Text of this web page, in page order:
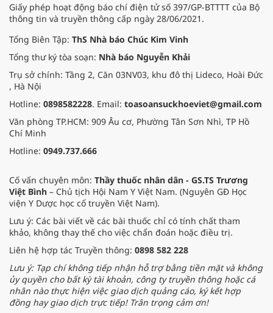
Giấy phép hoạt động báo chí điện tử số 397/GP-BTTTT của Bộ
thông tin và truyền thông cấp ngày 28/06/2021.
Tổng Biên Tập: ThS Nhà báo Chúc Kim Vinh
Tổng thư ký tòa soạn: Nhà báo Nguyễn Khải
Trụ sở chính: Tầng 2, Căn 03NV03, khu đô thị Lideco, Hoài Đức
, Hà Nội
Hotline: 0898582228. Email: toasoansuckhoeviet@gmail.com
Văn phòng TP.HCM: 909 Âu cơ, Phường Tân Sơn Nhì, TP Hồ
Chí Minh
Hotline: 0949.737.666
Cố vấn chuyên môn: Thầy thuốc nhân dân - GS.TS Trương
Việt Bình – Chủ tịch Hội Nam Y Việt Nam. (Nguyên GĐ Học
viện Y Dược học cổ truyền Việt Nam).
Lưu ý: Các bài viết về các bài thuốc chỉ có tính chất tham
khảo, không thay thế cho việc chẩn đoán hoặc điều trị.
Liên hệ hợp tác Truyền thông: 0898 582 228
Lưu ý: Tạp chí không tiếp nhận hỗ trợ bằng tiền mặt và không
ủy quyền cho bất kỳ tài khoản, công ty truyền thông hoặc cá
nhân nào thực hiện việc giao dịch quảng cáo, ký kết hợp
đồng hay giao dịch trực tiếp! Trân trọng cảm ơn!